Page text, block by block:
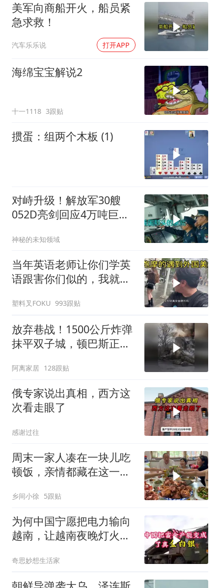
美军向商船开火，船员紧
急求救！
汽车乐乐说 打开APP
海绵宝宝解说2
十一1118 3跟贴
掼蛋：组两个木板 (1)
对峙升级！解放军30艘
052D亮剑回应4万吨巨舰
神秘的未知领域
当年英语老师让你们学英
语跟害你们似的，我就是
塑料叉FOKU 993跟贴
放弃巷战！1500公斤炸弹
抹平双子城，顿巴斯正变
阿离家居 128跟贴
俄专家说出真相，西方这
次看走眼了
感谢过往
周末一家人凑在一块儿吃
顿饭，亲情都藏在这一饭
乡间小徐 5跟贴
为何中国宁愿把电力输向
越南，让越南夜晚灯火辉
电？
奇思妙想生活家